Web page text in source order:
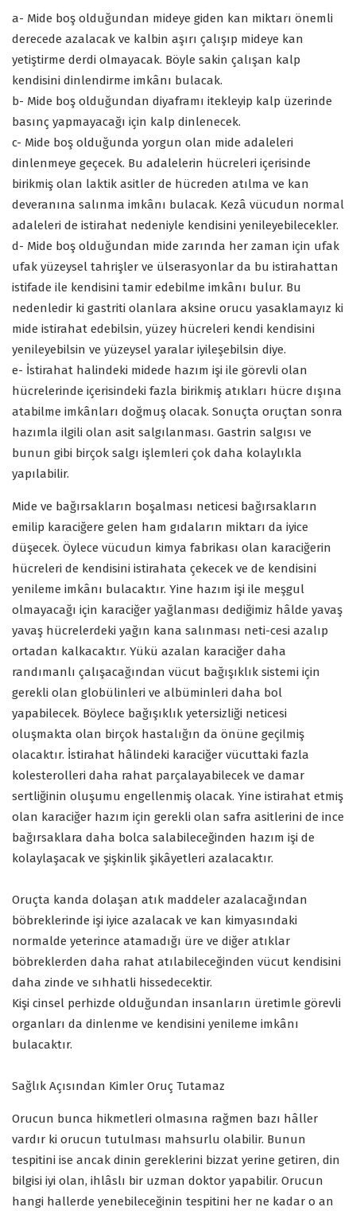
a- Mide boş olduğundan mideye giden kan miktarı önemli
derecede azalacak ve kalbin aşırı çalışıp mideye kan
yetiştirme derdi olmayacak. Böyle sakin çalışan kalp
kendisini dinlendirme imkânı bulacak.
b- Mide boş olduğundan diyaframı itekleyip kalp üzerinde
basınç yapmayacağı için kalp dinlenecek.
c- Mide boş olduğunda yorgun olan mide adaleleri
dinlenmeye geçecek. Bu adalelerin hücreleri içerisinde
birikmiş olan laktik asitler de hücreden atılma ve kan
deveranına salınma imkânı bulacak. Kezâ vücudun normal
adaleleri de istirahat nedeniyle kendisini yenileyebilecekler.
d- Mide boş olduğundan mide zarında her zaman için ufak
ufak yüzeysel tahrişler ve ülserasyonlar da bu istirahattan
istifade ile kendisini tamir edebilme imkânı bulur. Bu
nedenledir ki gastriti olanlara aksine orucu yasaklamayız ki
mide istirahat edebilsin, yüzey hücreleri kendi kendisini
yenileyebilsin ve yüzeysel yaralar iyileşebilsin diye.
e- İstirahat halindeki midede hazım işi ile görevli olan
hücrelerinde içerisindeki fazla birikmiş atıkları hücre dışına
atabilme imkânları doğmuş olacak. Sonuçta oruçtan sonra
hazımla ilgili olan asit salgılanması. Gastrin salgısı ve
bunun gibi birçok salgı işlemleri çok daha kolaylıkla
yapılabilir.
Mide ve bağırsakların boşalması neticesi bağırsakların
emilip karaciğere gelen ham gıdaların miktarı da iyice
düşecek. Öylece vücudun kimya fabrikası olan karaciğerin
hücreleri de kendisini istirahata çekecek ve de kendisini
yenileme imkânı bulacaktır. Yine hazım işi ile meşgul
olmayacağı için karaciğer yağlanması dediğimiz hâlde yavaş
yavaş hücrelerdeki yağın kana salınması neti-cesi azalıp
ortadan kalkacaktır. Yükü azalan karaciğer daha
randımanlı çalışacağından vücut bağışıklık sistemi için
gerekli olan globülinleri ve albüminleri daha bol
yapabilecek. Böylece bağışıklık yetersizliği neticesi
oluşmakta olan birçok hastalığın da önüne geçilmiş
olacaktır. İstirahat hâlindeki karaciğer vücuttaki fazla
kolesterolleri daha rahat parçalayabilecek ve damar
sertliğinin oluşumu engellenmiş olacak. Yine istirahat etmiş
olan karaciğer hazım için gerekli olan safra asitlerini de ince
bağırsaklara daha bolca salabileceğinden hazım işi de
kolaylaşacak ve şişkinlik şikâyetleri azalacaktır.
Oruçta kanda dolaşan atık maddeler azalacağından
böbreklerinde işi iyice azalacak ve kan kimyasındaki
normalde yeterince atamadığı üre ve diğer atıklar
böbreklerden daha rahat atılabileceğinden vücut kendisini
daha zinde ve sıhhatli hissedecektir.
Kişi cinsel perhizde olduğundan insanların üretimle görevli
organları da dinlenme ve kendisini yenileme imkânı
bulacaktır.
Sağlık Açısından Kimler Oruç Tutamaz
Orucun bunca hikmetleri olmasına rağmen bazı hâller
vardır ki orucun tutulması mahsurlu olabilir. Bunun
tespitini ise ancak dinin gereklerini bizzat yerine getiren, din
bilgisi iyi olan, ihlâslı bir uzman doktor yapabilir. Orucun
hangi hallerde yenebileceğinin tespitini her ne kadar o an